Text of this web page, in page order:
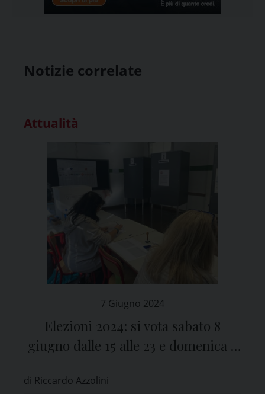
Notizie correlate
Attualità
7 Giugno 2024
Elezioni 2024: si vota sabato 8
giugno dalle 15 alle 23 e domenica 9
di Riccardo Azzolini